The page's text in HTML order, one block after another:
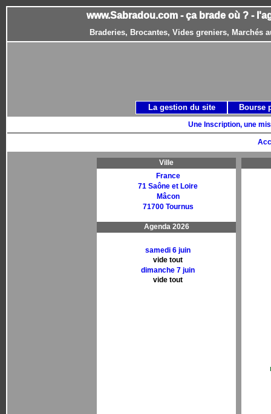
www.Sabradou.com - ça brade où ? -
Braderies, Brocantes, Vides greniers, Marchés
Une Inscription, une
Ville
France
71 Saône et Loire
Mâcon
71700 Tournus
Agenda 2026
samedi 6 juin
vide tout
dimanche 7 juin
vide tout
La gestion du site Bourse